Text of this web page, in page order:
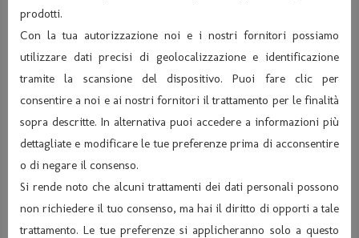
prodotti.
Con la tua autorizzazione noi e i nostri fornitori possiamo
utilizzare dati precisi di geolocalizzazione e identificazione
tramite la scansione del dispositivo. Puoi fare clic per
consentire a noi e ai nostri fornitori il trattamento per le finalità
sopra descritte. In alternativa puoi accedere a informazioni più
dettagliate e modificare le tue preferenze prima di acconsentire
o di negare il consenso.
Si rende noto che alcuni trattamenti dei dati personali possono
non richiedere il tuo consenso, ma hai il diritto di opporti a tale
trattamento. Le tue preferenze si applicheranno solo a questo